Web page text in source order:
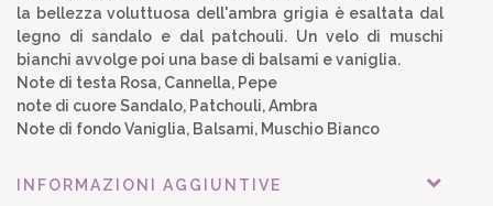
la bellezza voluttuosa dell'ambra grigia è esaltata dal
legno di sandalo e dal patchouli. Un velo di muschi
bianchi avvolge poi una base di balsami e vaniglia.
Note di testa Rosa, Cannella, Pepe
note di cuore Sandalo, Patchouli, Ambra
Note di fondo Vaniglia, Balsami, Muschio Bianco
INFORMAZIONI AGGIUNTIVE